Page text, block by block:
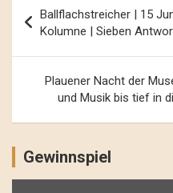
Navigation
Ballflachstreicher | 15
Kolumne | Sieben
Plauener Nacht der
und Musik bis tief in
Gewinnspiel